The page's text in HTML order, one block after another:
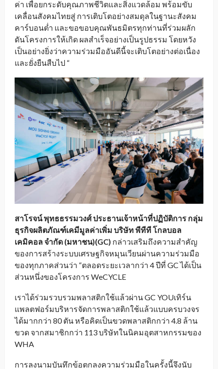
ค่า เพื่อยกระดับคุณภาพชีวิตและสิ่งแวดล้อม พร้อมขับ
เคลื่อนสังคมไทยสู่ การเติบโตอย่างสมดุลในฐานะสังคม
คาร์บอนต่ำ และขอขอบคุณพันธมิตรทุกท่านที่ร่วมผลัก
ดันโครงการให้เกิด ผลสำเร็จอย่างเป็นรูปธรรม โดยหวัง
เป็นอย่างยิ่งว่าความร่วมมืออันดีนี้จะเติบโตอย่างต่อเนื่อง
และยั่งยืนสืบไป “
สาโรจน์ พุทธธรรมวงศ์ ประธานเจ้าหน้าที่ปฏิบัติการ กลุ่ม
ธุรกิจผลิตภัณฑ์เคมีมูลค่าเพิ่ม บริษัทพีทีที โกลบอล
เคมิคอล จำกัด (มหาชน)(GC) กล่าวเสริมถึงความสำคัญ
ของการสร้างระบบเศรษฐกิจหมุนเวียนผ่านความร่วมมือ
ของทุกภาคส่วนว่า “ตลอดระยะเวลากว่า 4 ปีที่ GC ได้เป็น
ส่วนหนึ่งของโครงการ WeCYCLE
เราได้ร่วมรวบรวมพลาสติกใช้แล้วผ่าน GC YOUเทิร์น
แพลตฟอร์มบริหารจัดการพลาสติกใช้แล้วแบบครบวงจร
ได้มากกว่า 80 ตัน หรือคิดเป็นขวดพลาสติกกว่า 4.8 ล้าน
ขวด จากสมาชิกกว่า 113 บริษัทในนิคมอุตสาหกรรมของ
WHA
การลงนามบันทึกข้อตกลงความร่วมมือในครั้งนี้จึงนับ